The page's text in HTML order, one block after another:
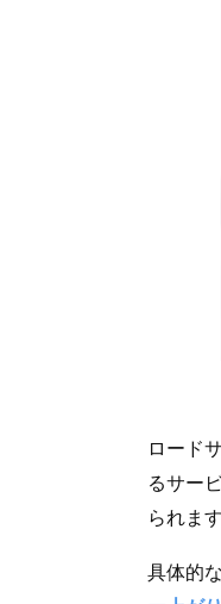
ロード
るサー
られます
具体的